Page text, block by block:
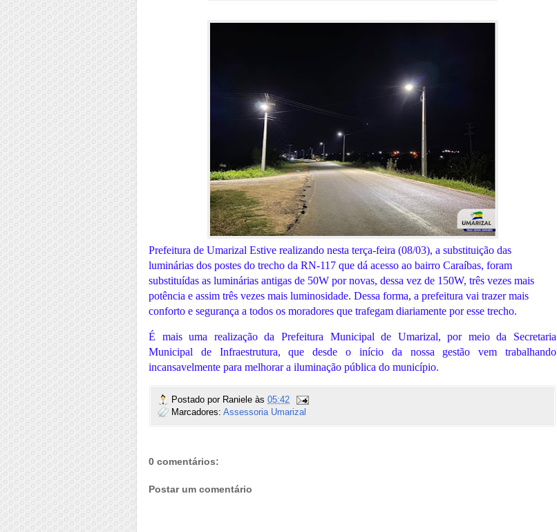
Prefeitura de Umarizal Estive realizando nesta terça-feira (08/03), a substituição das
luminárias dos postes do trecho da RN-117 que dá acesso ao bairro Caraíbas, foram
substituídas as luminárias antigas de 50W por novas, dessa vez de 150W, três vezes mais
potência e assim três vezes mais luminosidade. Dessa forma, a prefeitura vai trazer mais
conforto e segurança a todos os moradores que trafegam diariamente por esse trecho.
É mais uma realização da Prefeitura Municipal de Umarizal, por meio da Secretaria
Municipal de Infraestrutura, que desde o início da nossa gestão vem trabalhando
incansavelmente para melhorar a iluminação pública do município.
Postado por Raniele às 05:42
Marcadores: Assessoria Umarizal
0 comentários:
Postar um comentário